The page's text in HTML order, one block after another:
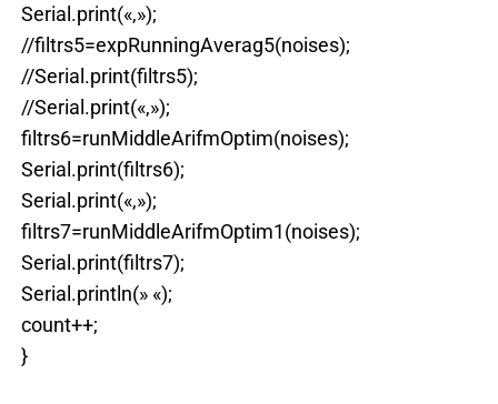
Serial.print(«,»);
//filtrs5=expRunningAverag5(noises);
//Serial.print(filtrs5);
//Serial.print(«,»);
filtrs6=runMiddleArifmOptim(noises);
Serial.print(filtrs6);
Serial.print(«,»);
filtrs7=runMiddleArifmOptim1(noises);
Serial.print(filtrs7);
Serial.println(» «);
count++;
}